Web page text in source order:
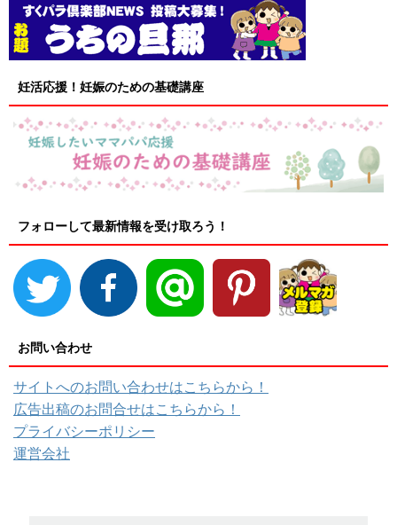
妊活応援！妊娠のための基礎講座
フォローして最新情報を受け取ろう！
お問い合わせ
サイトへのお問い合わせはこちらから！
広告出稿のお問合せはこちらから！
プライバシーポリシー
運営会社